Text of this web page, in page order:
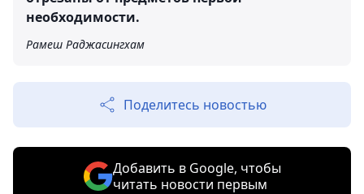
необходимости.
Рамеш Раджасингхам
Поделитесь новостью
Добавить в Google, чтобы
читать новости первым